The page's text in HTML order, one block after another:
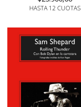
HASTA 12 CUOTAS